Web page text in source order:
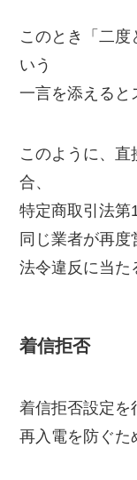
このとき「二度
いう
一言を添えると
このように、
合、
特定商取引法第
同じ業者が再
法令違反に当た
着信拒否
着信拒否設定を
再入電を防ぐた